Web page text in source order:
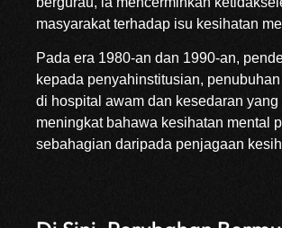
masyarakat terhadap isu kesihatan
Pada era 1980-an dan 1990-an,
kepada penyahinstitusian,
di hospital awam dan kesedaran yang
meningkat bahawa kesihatan mental
sebahagian daripada penjagaan